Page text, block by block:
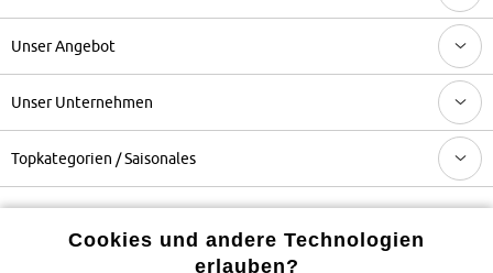
Unser Angebot
Unser Unternehmen
Topkategorien / Saisonales
Mehr von bonprix auf
Cookies und andere Technologien
erlauben?